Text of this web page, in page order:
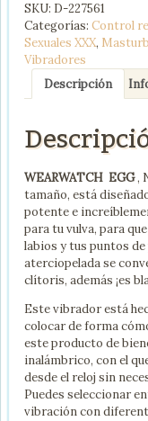
TECHNOLOGY
WATCHME
AGUA
MARINA
cantidad
SKU: D-227561
Categorías: Control
Sexuales XXX,
Vibradores
Descripción
WEARWATCH EGG,
tamaño, está
potente e
para tu vulva, para
labios y tus puntos de
aterciopelada se
clítoris, además ¡es
Este vibrador está
colocar de forma
este producto de
inalámbrico, con el
desde el reloj sin
Puedes seleccionar
vibración con